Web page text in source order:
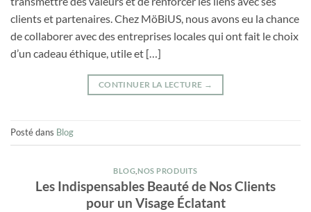
clients et partenaires. Chez MöBiUS, nous avons eu la chance
de collaborer avec des entreprises locales qui ont fait le choix
d’un cadeau éthique, utile et […]
CONTINUER LA LECTURE →
Posté dans Blog
BLOG NOS PRODUITS
Les Indispensables Beauté de Nos Clients
pour un Visage Éclatant